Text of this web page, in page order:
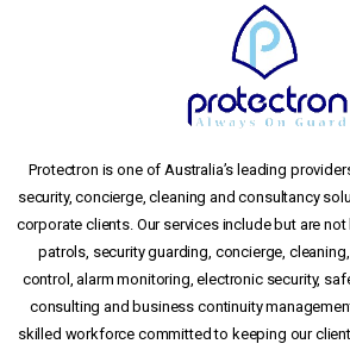
Protectron is one of Australia’s leading
security, concierge, cleaning and consultancy
corporate clients. Our services include but are
patrols, security guarding, concierge,
control, alarm monitoring, electronic security,
consulting and business continuity
skilled workforce committed to keeping our